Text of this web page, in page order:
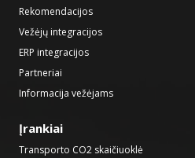
Rekomendacijos
Vežėjų integracijos
ERP integracijos
Partneriai
Informacija vežėjams
Įrankiai
Transporto CO2 skaičiuoklė